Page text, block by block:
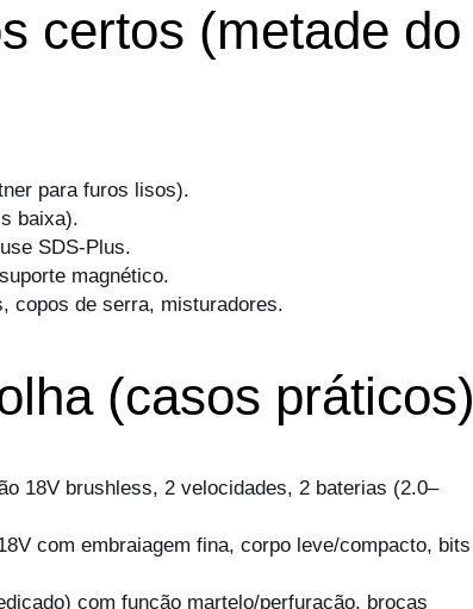
certos (metade do
para furos lisos).
baixa).
SDS-Plus.
magnético.
copos de serra, misturadores.
(casos práticos)
18V brushless, 2 velocidades, 2 baterias (2.0–
com embraiagem fina, corpo leve/compacto, bits
com função martelo/perfuração, brocas